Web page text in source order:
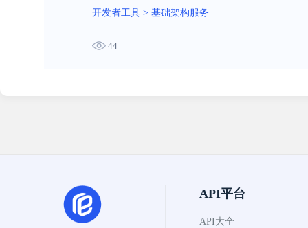
开发者工具 > 基础架构服务
44
API平台
API大全